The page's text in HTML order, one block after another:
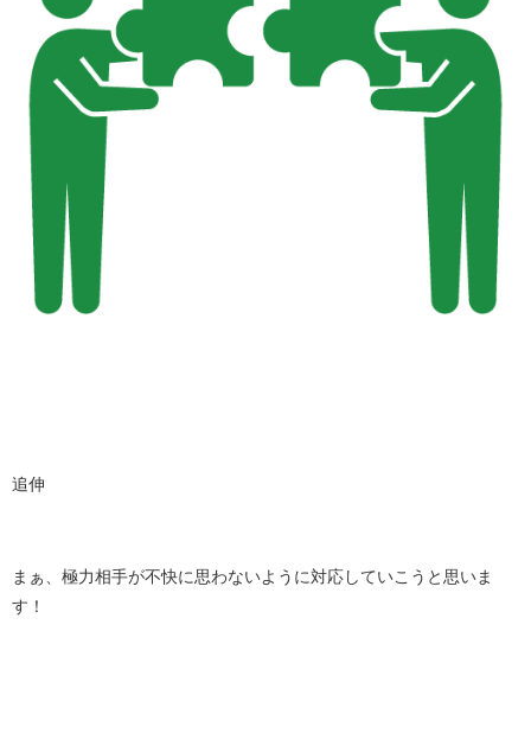
追伸
まぁ、極力相手が不快に思わないように対応していこうと思いま
す！